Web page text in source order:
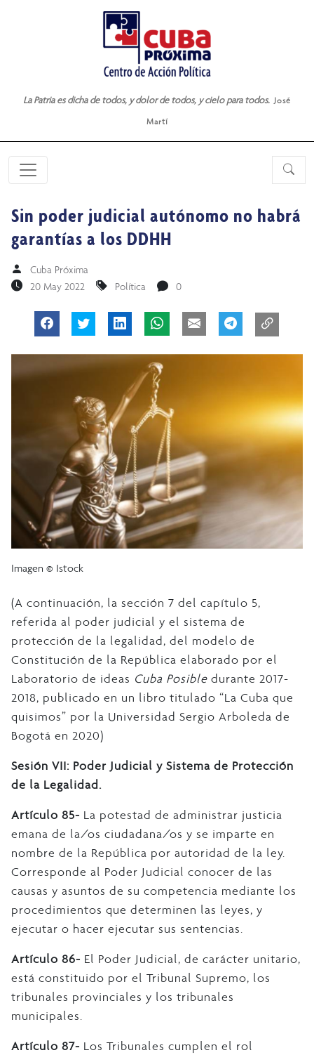
La Patria es dicha de todos, y dolor de todos, y cielo para todos. José
Martí
Sin poder judicial autónomo no habrá
garantías a los DDHH
Cuba Próxima
20 May 2022
Política 0
Imagen © Istock
(A continuación, la sección 7 del capítulo 5,
referida al poder judicial y el sistema de
protección de la legalidad, del modelo de
Constitución de la República elaborado por el
Laboratorio de ideas Cuba Posible durante 2017-
2018, publicado en un libro titulado “La Cuba que
quisimos” por la Universidad Sergio Arboleda de
Bogotá en 2020)
Sesión VII: Poder Judicial y Sistema de Protección
de la Legalidad.
Artículo 85- La potestad de administrar justicia
emana de la/os ciudadana/os y se imparte en
nombre de la República por autoridad de la ley.
Corresponde al Poder Judicial conocer de las
causas y asuntos de su competencia mediante los
procedimientos que determinen las leyes, y
ejecutar o hacer ejecutar sus sentencias.
Artículo 86- El Poder Judicial, de carácter unitario,
está constituido por el Tribunal Supremo, los
tribunales provinciales y los tribunales
municipales.
Artículo 87- Los Tribunales cumplen el rol